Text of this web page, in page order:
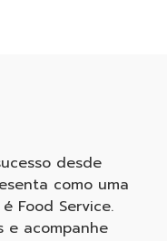
desde
como uma
Food Service.
e acompanhe